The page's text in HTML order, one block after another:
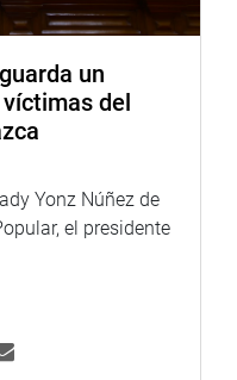
un
del
Yonz Núñez de
el presidente